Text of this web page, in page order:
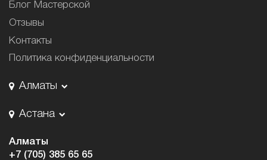
Блог Мастерской
Отзывы
Контакты
Политика конфиденциальности
Алматы
Астана
Алматы
+7 (705) 385 65 65